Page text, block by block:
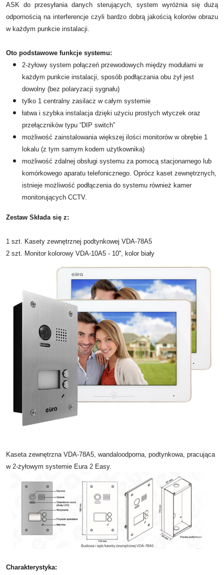
ASK do przesyłania danych sterujących, system wyróżnia się dużą
odpornością na interferencje czyli bardzo dobrą jakością kolorów obrazu
w każdym punkcie instalacji.
Oto podstawowe funkcje systemu:
2-żyłowy system połączeń przewodowych między modułami w
każdym punkcie instalacji, sposób podłączania obu żył jest
dowolny (bez polaryzacji sygnału)
tylko 1 centralny zasilacz w całym systemie
łatwa i szybka instalacja dzięki użyciu prostych wtyczek oraz
przełączników typu “DIP switch”
możliwość zainstalowania większej ilości monitorów w obrębie 1
lokalu (z tym samym kodem użytkownika)
możliwość zdalnej obsługi systemu za pomocą stacjonarnego lub
komórkowego aparatu telefonicznego. Oprócz kaset zewnętrznych,
istnieje możliwość podłączenia do systemu również kamer
monitorujących CCTV.
Zestaw Składa się z:
1 szt. Kasety zewnętrznej podtynkowej VDA-78A5
2 szt. Monitor kolorowy VDA-10A5 - 10'', kolor biały
Kaseta zewnętrzna VDA-78A5, wandaloodporna, podtynkowa, pracująca
w 2-żyłowym systemie Eura 2 Easy.
Charakterystyka: